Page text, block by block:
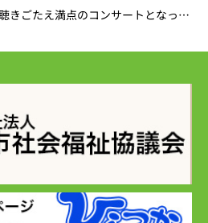
きごたえ満点のコンサートとなって